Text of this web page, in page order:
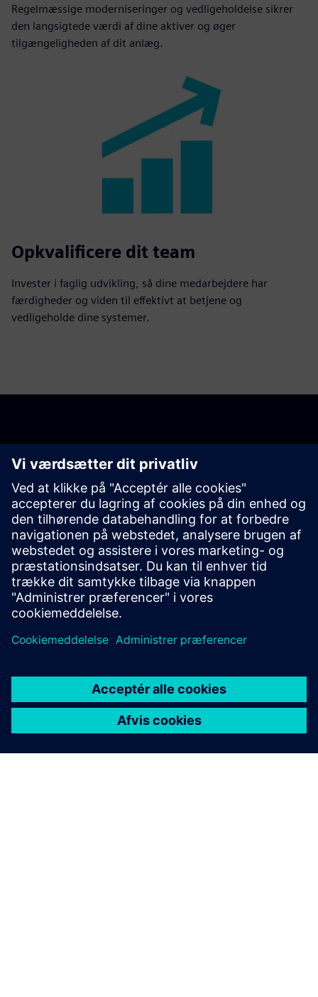
Regelmæssige moderniseringer og vedligeholdelse sikrer
den langsigtede værdi af dine aktiver og øger
tilgængeligheden af dit anlæg.
Opkvalificere dit team
Invester i faglig udvikling, så dine medarbejdere har
færdigheder og viden til effektivt at betjene og
vedligeholde dine systemer.
Kom i gang med din rejse
Contact us